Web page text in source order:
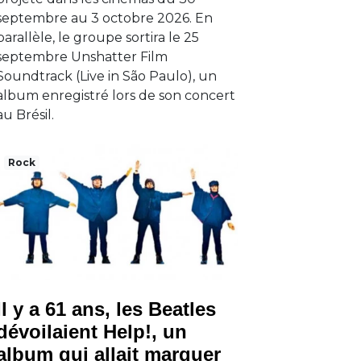
au 3 octobre 2026. En
le groupe sortira le 25
Unshatter Film
(Live in São Paulo), un
enregistré lors de son concert
Brésil.
Rock
y a 61 ans, les Beatles
Help!, un
qui allait marquer